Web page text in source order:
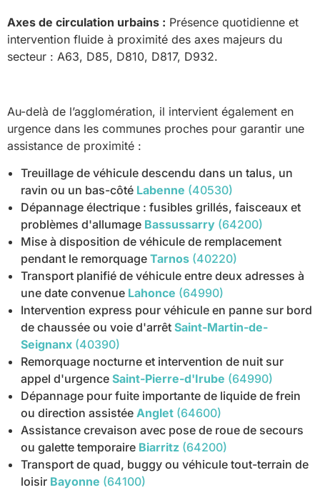
Axes de circulation urbains : Présence quotidienne et
intervention fluide à proximité des axes majeurs du
secteur : A63, D85, D810, D817, D932.
Au-delà de l’agglomération, il intervient également en
urgence dans les communes proches pour garantir une
assistance de proximité :
Treuillage de véhicule descendu dans un talus, un
ravin ou un bas-côté Labenne (40530)
Dépannage électrique : fusibles grillés, faisceaux et
problèmes d'allumage Bassussarry (64200)
Mise à disposition de véhicule de remplacement
pendant le remorquage Tarnos (40220)
Transport planifié de véhicule entre deux adresses à
une date convenue Lahonce (64990)
Intervention express pour véhicule en panne sur bord
de chaussée ou voie d'arrêt Saint-Martin-de-
Seignanx (40390)
Remorquage nocturne et intervention de nuit sur
appel d'urgence Saint-Pierre-d'Irube (64990)
Dépannage pour fuite importante de liquide de frein
ou direction assistée Anglet (64600)
Assistance crevaison avec pose de roue de secours
ou galette temporaire Biarritz (64200)
Transport de quad, buggy ou véhicule tout-terrain de
loisir Bayonne (64100)